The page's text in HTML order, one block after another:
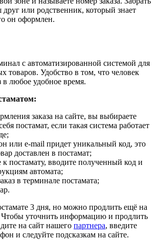
или родственник, который знает
он оформлен.
с автоматизированной системой для
товаров. Удобство в том, что человек
в любое удобное время.
заказа на сайте, вы выбираете
постамат, если такая система работает
или e-mail придет уникальный код, это
доставлен в постамат;
постамату, вводите полученный код и
автомата;
в терминале постамата;
3 дня, но можно продлить ещё на
уточнить информацию и продлить
на сайт нашего партнера, введите
и следуйте подсказкам на сайте.